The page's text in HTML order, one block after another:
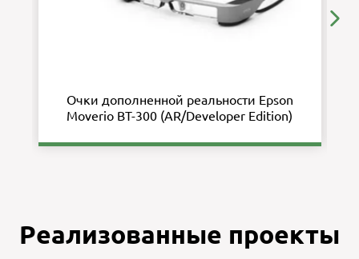
Очки дополненной реальности Epson
Moverio BT-300 (AR/Developer Edition)
Реализованные проекты